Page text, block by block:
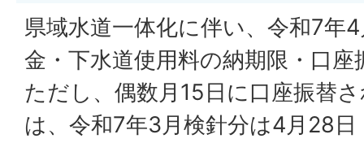
県域水道一体化に伴い、令和7年
金・下水道使用料の納期限・口
ただし、偶数月15日に口座振替
は、令和7年3月検針分は4月28